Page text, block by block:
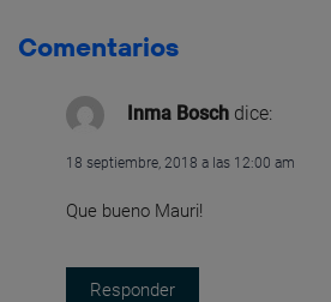
Comentarios
Inma Bosch dice:
18 septiembre, 2018 a las 12:00 am
Que bueno Mauri!
Responder